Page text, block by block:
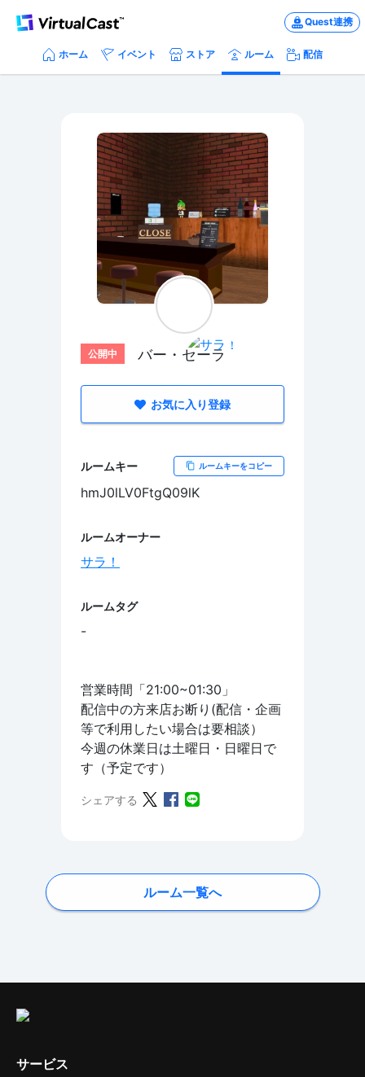
Quest連携
ホーム イベント ストア ルーム 配信
公開中 バー・セーラ
お気に入り登録
ルームキー ルームキーをコピー
hmJ0lLV0FtgQ09lK
ルームオーナー
サラ！
ルームタグ
-
営業時間「21:00~01:30」
配信中の方来店お断り(配信・企画
等で利用したい場合は要相談）
今週の休業日は土曜日・日曜日で
す（予定です）
シェアする
ルーム一覧へ
サービス